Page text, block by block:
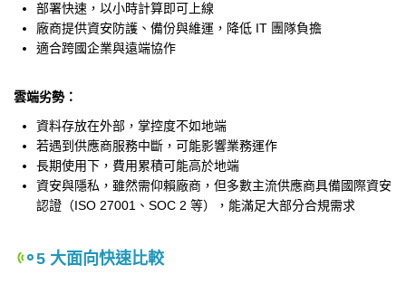
部署快速，以小時計算即可上線
廠商提供資安防護、備份與維運，降低 IT 團隊負擔
適合跨國企業與遠端協作
雲端劣勢：
資料存放在外部，掌控度不如地端
若遇到供應商服務中斷，可能影響業務運作
長期使用下，費用累積可能高於地端
資安與隱私，雖然需仰賴廠商，但多數主流供應商具備國際資安
認證（ISO 27001、SOC 2 等），能滿足大部分合規需求
5 大面向快速比較